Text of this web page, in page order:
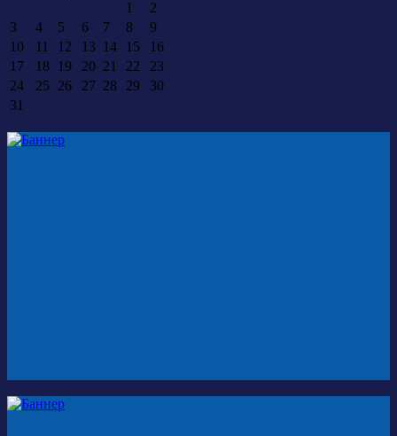
1
2
3
4 5 6 7 8
9
10
11 12 13 14 15
16
17
18 19 20 21 22
23
24
25 26 27 28 29
30
31